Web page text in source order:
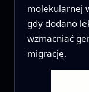
molekularnej
gdy dodano
wzmacniać
migrację.